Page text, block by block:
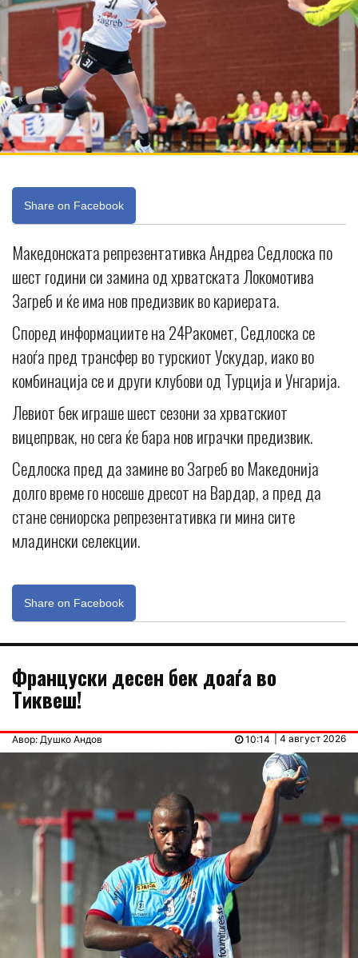
Share on Facebook
Македонската репрезентативка Андреа Седлоска по
шест години си замина од хрватската Локомотива
Загреб и ќе има нов предизвик во кариерата.
Според информациите на 24Ракомет, Седлоска се
наоѓа пред трансфер во турскиот Ускудар, иако во
комбинација се и други клубови од Турција и Унгарија.
Левиот бек играше шест сезони за хрватскиот
вицепрвак, но сега ќе бара нов играчки предизвик.
Седлоска пред да замине во Загреб во Македонија
долго време го носеше дресот на Вардар, а пред да
стане сениорска репрезентативка ги мина сите
младински селекции.
Share on Facebook
Француски десен бек доаѓа во
Тиквеш!
Авор: Душко Андов | 4 август 2026
10:14